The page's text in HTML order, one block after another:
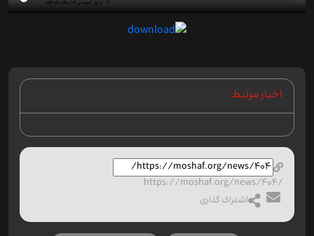
اخبار مرتبط
https://moshaf.org/news/404/
اشتراک گذاری